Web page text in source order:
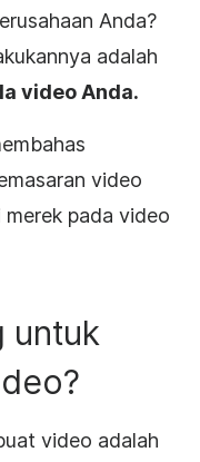
Anda?
adalah
video Anda.
video
pada video
untuk
video adalah